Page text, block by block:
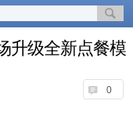
升级全新点餐模
0